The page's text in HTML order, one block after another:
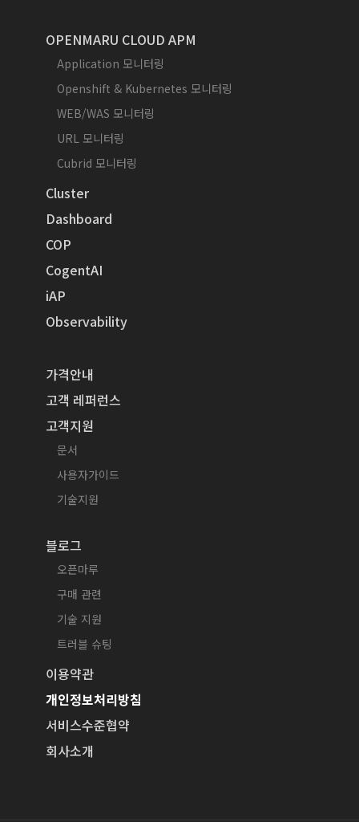
OPENMARU CLOUD APM
Application 모니터링
Openshift & Kubernetes 모니터링
WEB/WAS 모니터링
URL 모니터링
Cubrid 모니터링
Cluster
Dashboard
COP
CogentAI
iAP
Observability
가격안내
고객 레퍼런스
고객지원
문서
사용자가이드
기술지원
블로그
오픈마루
구매 관련
기술 지원
트러블 슈팅
이용약관
개인정보처리방침
서비스수준협약
회사소개